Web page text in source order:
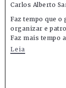
Carlos Alberto
Faz tempo que
organizar e
Faz mais tempo
Leia